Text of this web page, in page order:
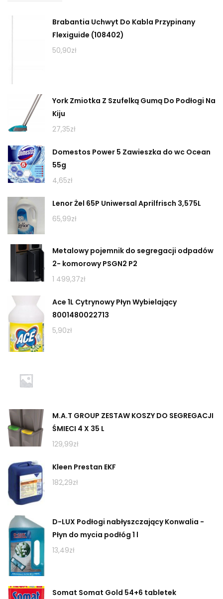
Brabantia Uchwyt Do Kabla Przypinany
Flexiguide (108402)
50,90zł
York Zmiotka Z Szufelką Gumą Do Podłogi Na
Kiju
27,35zł
Domestos Power 5 Zawieszka do wc Ocean
55g
4,65zł
Lenor Żel 65P Uniwersal Aprilfrisch 3,575L
65,99zł
Metalowy pojemnik do segregacji odpadów
2- komorowy PSGN2 P2
1 499,37zł
Ace 1L Cytrynowy Płyn Wybielający
8001480022713
5,90zł
M.A.T GROUP ZESTAW KOSZY DO SEGREGACJI
ŚMIECI 4 X 35 L
129,99zł
Kleen Prestan EKF
182,29zł
D-LUX Podłogi nabłyszczający Konwalia -
Płyn do mycia podłóg 1 l
13,49zł
Somat Somat Gold 54+6 tabletek